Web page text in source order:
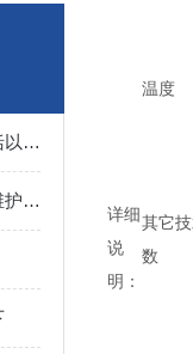
成都水质采样器的结构通常包括以下几个主要组成部分
多参数水质分析仪是如何进行维护的呢？
详细
说
明：
温度
其它
数